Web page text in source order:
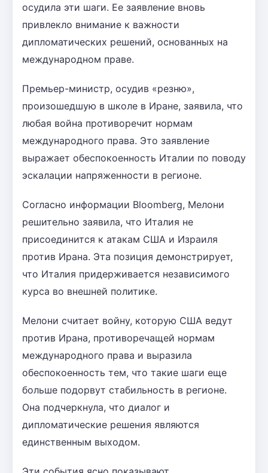
осудила эти шаги. Ее заявление вновь
привлекло внимание к важности
дипломатических решений, основанных на
международном праве.
Премьер-министр, осудив «резню»,
произошедшую в школе в Иране, заявила, что
любая война противоречит нормам
международного права. Это заявление
выражает обеспокоенность Италии по поводу
эскалации напряженности в регионе.
Согласно информации Bloomberg, Мелони
решительно заявила, что Италия не
присоединится к атакам США и Израиля
против Ирана. Эта позиция демонстрирует,
что Италия придерживается независимого
курса во внешней политике.
Мелони считает войну, которую США ведут
против Ирана, противоречащей нормам
международного права и выразила
обеспокоенность тем, что такие шаги еще
больше подорвут стабильность в регионе.
Она подчеркнула, что диалог и
дипломатические решения являются
единственным выходом.